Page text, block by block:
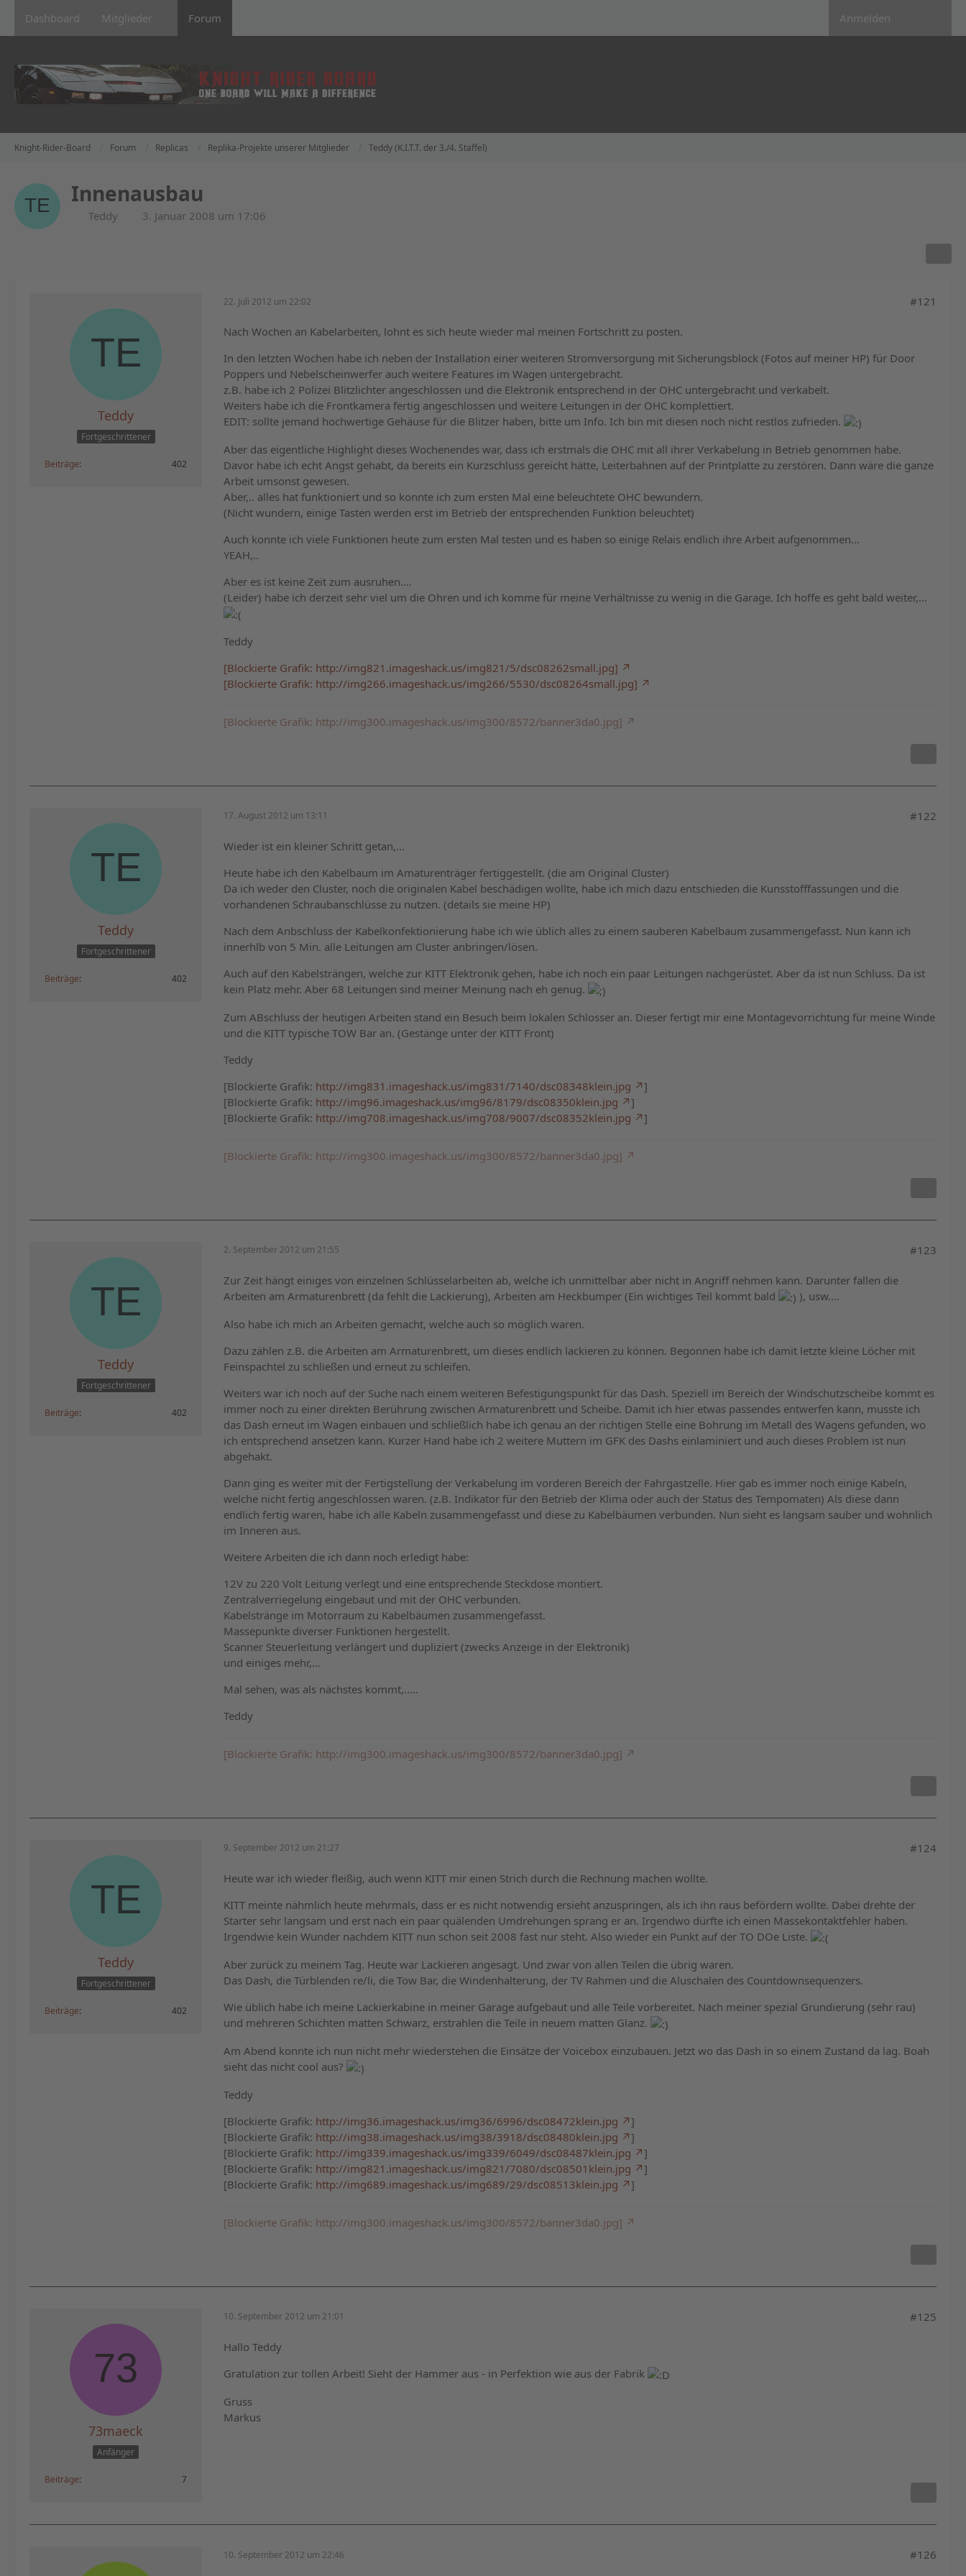
Dashboard Mitglieder Forum Anmelden
Knight-Rider-Board Forum Replicas Replika-Projekte unserer Mitglieder Teddy (K.I.T.T. der 3./4. Staffel)
Innenausbau
Teddy 3. Januar 2008 um 17:06
Teddy
Fortgeschrittener
Beiträge 402
22. Juli 2012 um 22:02 #121
Nach Wochen an Kabelarbeiten, lohnt es sich heute wieder mal meinen Fortschritt zu posten.
In den letzten Wochen habe ich neben der Installation einer weiteren Stromversorgung mit Sicherungsblock (Fotos auf meiner HP) für Door
Poppers und Nebelscheinwerfer auch weitere Features im Wagen untergebracht.
z.B. habe ich 2 Polizei Blitzlichter angeschlossen und die Elektronik entsprechend in der OHC untergebracht und verkabelt.
Weiters habe ich die Frontkamera fertig angeschlossen und weitere Leitungen in der OHC komplettiert.
EDIT: sollte jemand hochwertige Gehäuse für die Blitzer haben, bitte um Info. Ich bin mit diesen noch nicht restlos zufrieden.
Aber das eigentliche Highlight dieses Wochenendes war, dass ich erstmals die OHC mit all ihrer Verkabelung in Betrieb genommen habe.
Davor habe ich echt Angst gehabt, da bereits ein Kurzschluss gereicht hätte, Leiterbahnen auf der Printplatte zu zerstören. Dann wäre die ganze
Arbeit umsonst gewesen.
Aber,.. alles hat funktioniert und so konnte ich zum ersten Mal eine beleuchtete OHC bewundern.
(Nicht wundern, einige Tasten werden erst im Betrieb der entsprechenden Funktion beleuchtet)
Auch konnte ich viele Funktionen heute zum ersten Mal testen und es haben so einige Relais endlich ihre Arbeit aufgenommen...
YEAH,..
Aber es ist keine Zeit zum ausruhen....
(Leider) habe ich derzeit sehr viel um die Ohren und ich komme für meine Verhältnisse zu wenig in die Garage. Ich hoffe es geht bald weiter,...
Teddy
[Blockierte Grafik: http://img821.imageshack.us/img821/5/dsc08262small.jpg]
[Blockierte Grafik: http://img266.imageshack.us/img266/5530/dsc08264small.jpg]
[Blockierte Grafik: http://img300.imageshack.us/img300/8572/banner3da0.jpg]
Teddy
Fortgeschrittener
Beiträge 402
17. August 2012 um 13:11 #122
Wieder ist ein kleiner Schritt getan,...
Heute habe ich den Kabelbaum im Amaturenträger fertiggestellt. (die am Original Cluster)
Da ich weder den Cluster, noch die originalen Kabel beschädigen wollte, habe ich mich dazu entschieden die Kunsstofffassungen und die
vorhandenen Schraubanschlüsse zu nutzen. (details sie meine HP)
Nach dem Anbschluss der Kabelkonfektionierung habe ich wie üblich alles zu einem sauberen Kabelbaum zusammengefasst. Nun kann ich
innerhlb von 5 Min. alle Leitungen am Cluster anbringen/lösen.
Auch auf den Kabelsträngen, welche zur KITT Elektronik gehen, habe ich noch ein paar Leitungen nachgerüstet. Aber da ist nun Schluss. Da ist
kein Platz mehr. Aber 68 Leitungen sind meiner Meinung nach eh genug.
Zum ABschluss der heutigen Arbeiten stand ein Besuch beim lokalen Schlosser an. Dieser fertigt mir eine Montagevorrichtung für meine Winde
und die KITT typische TOW Bar an. (Gestänge unter der KITT Front)
Teddy
[Blockierte Grafik: http://img831.imageshack.us/img831/7140/dsc08348klein.jpg
]
[Blockierte Grafik: http://img96.imageshack.us/img96/8179/dsc08350klein.jpg
]
[Blockierte Grafik: http://img708.imageshack.us/img708/9007/dsc08352klein.jpg ]
[Blockierte Grafik: http://img300.imageshack.us/img300/8572/banner3da0.jpg]
Teddy
Fortgeschrittener
Beiträge 402
2. September 2012 um 21:55 #123
Zur Zeit hängt einiges von einzelnen Schlüsselarbeiten ab, welche ich unmittelbar aber nicht in Angriff nehmen kann. Darunter fallen die
Arbeiten am Armaturenbrett (da fehlt die Lackierung), Arbeiten am Heckbumper (Ein wichtiges Teil kommt bald
), usw....
Also habe ich mich an Arbeiten gemacht, welche auch so möglich waren.
Dazu zählen z.B. die Arbeiten am Armaturenbrett, um dieses endlich lackieren zu können. Begonnen habe ich damit letzte kleine Löcher mit
Feinspachtel zu schließen und erneut zu schleifen.
Weiters war ich noch auf der Suche nach einem weiteren Befestigungspunkt für das Dash. Speziell im Bereich der Windschutzscheibe kommt es
immer noch zu einer direkten Berührung zwischen Armaturenbrett und Scheibe. Damit ich hier etwas passendes entwerfen kann, musste ich
das Dash erneut im Wagen einbauen und schließlich habe ich genau an der richtigen Stelle eine Bohrung im Metall des Wagens gefunden, wo
ich entsprechend ansetzen kann. Kurzer Hand habe ich 2 weitere Muttern im GFK des Dashs einlaminiert und auch dieses Problem ist nun
abgehakt.
Dann ging es weiter mit der Fertigstellung der Verkabelung im vorderen Bereich der Fahrgastzelle. Hier gab es immer noch einige Kabeln,
welche nicht fertig angeschlossen waren. (z.B. Indikator für den Betrieb der Klima oder auch der Status des Tempomaten) Als diese dann
endlich fertig waren, habe ich alle Kabeln zusammengefasst und diese zu Kabelbäumen verbunden. Nun sieht es langsam sauber und wohnlich
im Inneren aus.
Weitere Arbeiten die ich dann noch erledigt habe:
12V zu 220 Volt Leitung verlegt und eine entsprechende Steckdose montiert.
Zentralverriegelung eingebaut und mit der OHC verbunden.
Kabelstränge im Motorraum zu Kabelbäumen zusammengefasst.
Massepunkte diverser Funktionen hergestellt.
Scanner Steuerleitung verlängert und dupliziert (zwecks Anzeige in der Elektronik)
und einiges mehr,...
Mal sehen, was als nächstes kommt,.....
Teddy
[Blockierte Grafik: http://img300.imageshack.us/img300/8572/banner3da0.jpg]
Teddy
Fortgeschrittener
Beiträge 402
9. September 2012 um 21:27 #124
Heute war ich wieder fleißig, auch wenn KITT mir einen Strich durch die Rechnung machen wollte.
KITT meinte nähmlich heute mehrmals, dass er es nicht notwendig ersieht anzuspringen, als ich ihn raus befördern wollte. Dabei drehte der
Starter sehr langsam und erst nach ein paar quälenden Umdrehungen sprang er an. Irgendwo dürfte ich einen Massekontaktfehler haben.
Irgendwie kein Wunder nachdem KITT nun schon seit 2008 fast nur steht. Also wieder ein Punkt auf der TO DOe Liste.
Aber zurück zu meinem Tag. Heute war Lackieren angesagt. Und zwar von allen Teilen die übrig waren.
Das Dash, die Türblenden re/li, die Tow Bar, die Windenhalterung, der TV Rahmen und die Aluschalen des Countdownsequenzers.
Wie üblich habe ich meine Lackierkabine in meiner Garage aufgebaut und alle Teile vorbereitet. Nach meiner spezial Grundierung (sehr rau)
und mehreren Schichten matten Schwarz, erstrahlen die Teile in neuem matten Glanz.
Am Abend konnte ich nun nicht mehr wiederstehen die Einsätze der Voicebox einzubauen. Jetzt wo das Dash in so einem Zustand da lag. Boah
sieht das nicht cool aus?
Teddy
[Blockierte Grafik: http://img36.imageshack.us/img36/6996/dsc08472klein.jpg
]
[Blockierte Grafik: http://img38.imageshack.us/img38/3918/dsc08480klein.jpg
]
[Blockierte Grafik: http://img339.imageshack.us/img339/6049/dsc08487klein.jpg
]
[Blockierte Grafik: http://img821.imageshack.us/img821/7080/dsc08501klein.jpg
]
[Blockierte Grafik: http://img689.imageshack.us/img689/29/dsc08513klein.jpg ]
[Blockierte Grafik: http://img300.imageshack.us/img300/8572/banner3da0.jpg]
73maeck
Anfänger
Beiträge 7
10. September 2012 um 21:01 #125
Hallo Teddy
Gratulation zur tollen Arbeit! Sieht der Hammer aus - in Perfektion wie aus der Fabrik
Gruss
Markus
10. September 2012 um 22:46 #126